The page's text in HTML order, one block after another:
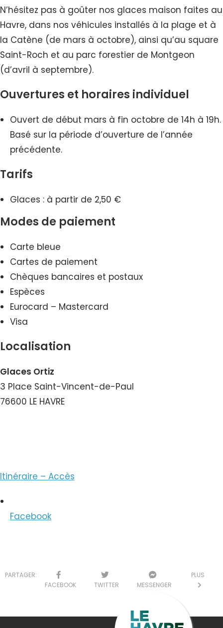
N’hésitez pas à goûter nos glaces maison faites au
Havre, dans nos véhicules installés à la plage et à
la Catène (de mars à octobre), ainsi qu’au square
Saint-Roch et au parc forestier de Montgeon
(d’avril à septembre).
Ouvertures et horaires individuel
Ouvert de début mars à fin octobre de 14h à 19h.
Basé sur la période d’ouverture de l’année
précédente.
Tarifs
Glaces : à partir de 2,50 €
Modes de paiement
Carte bleue
Cartes de paiement
Chèques bancaires et postaux
Espèces
Eurocard – Mastercard
Visa
Localisation
Glaces Ortiz
3 Place Saint-Vincent-de-Paul
76600 LE HAVRE
Itinéraire – Accès
Facebook
PARTAGER:
FACEBOOK
TWITTER MESSENGER
PLUS